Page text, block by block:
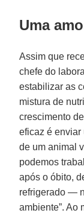
Uma
Assim que
chefe do
estabilizar as
mistura de
crescimento
eficaz é enviar
de um animal
podemos
após o óbito,
refrigerado —
ambiente”. Ao